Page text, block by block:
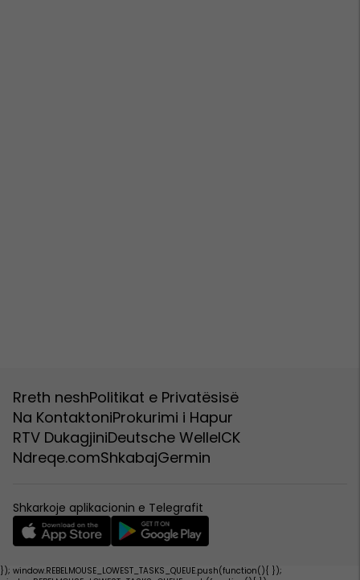
Rreth neshPolitikat e Privatësisë
Na KontaktoniProkurimi i Hapur
RTV DukagjiniDeutsche WelleICK
Ndreqe.comShkabajGermin
Shkarkoje aplikacionin e Telegrafit
}); window.REBELMOUSE_LOWEST_TASKS_QUEUE.push(function(){ });